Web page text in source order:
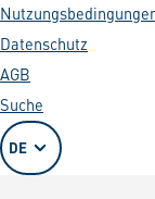
Datenschutz
AGB
Suche
DE